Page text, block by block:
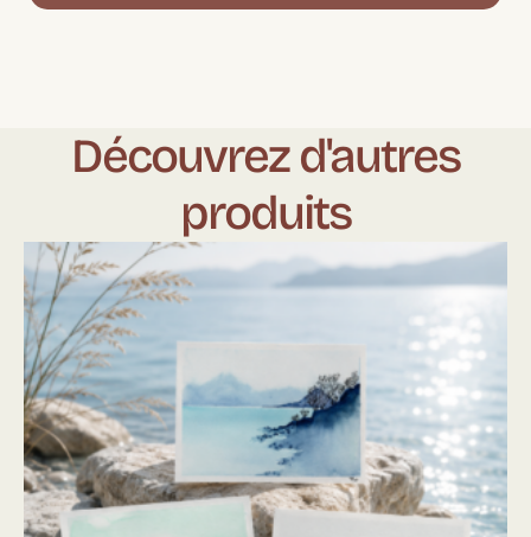
Découvrez d'autres
produits